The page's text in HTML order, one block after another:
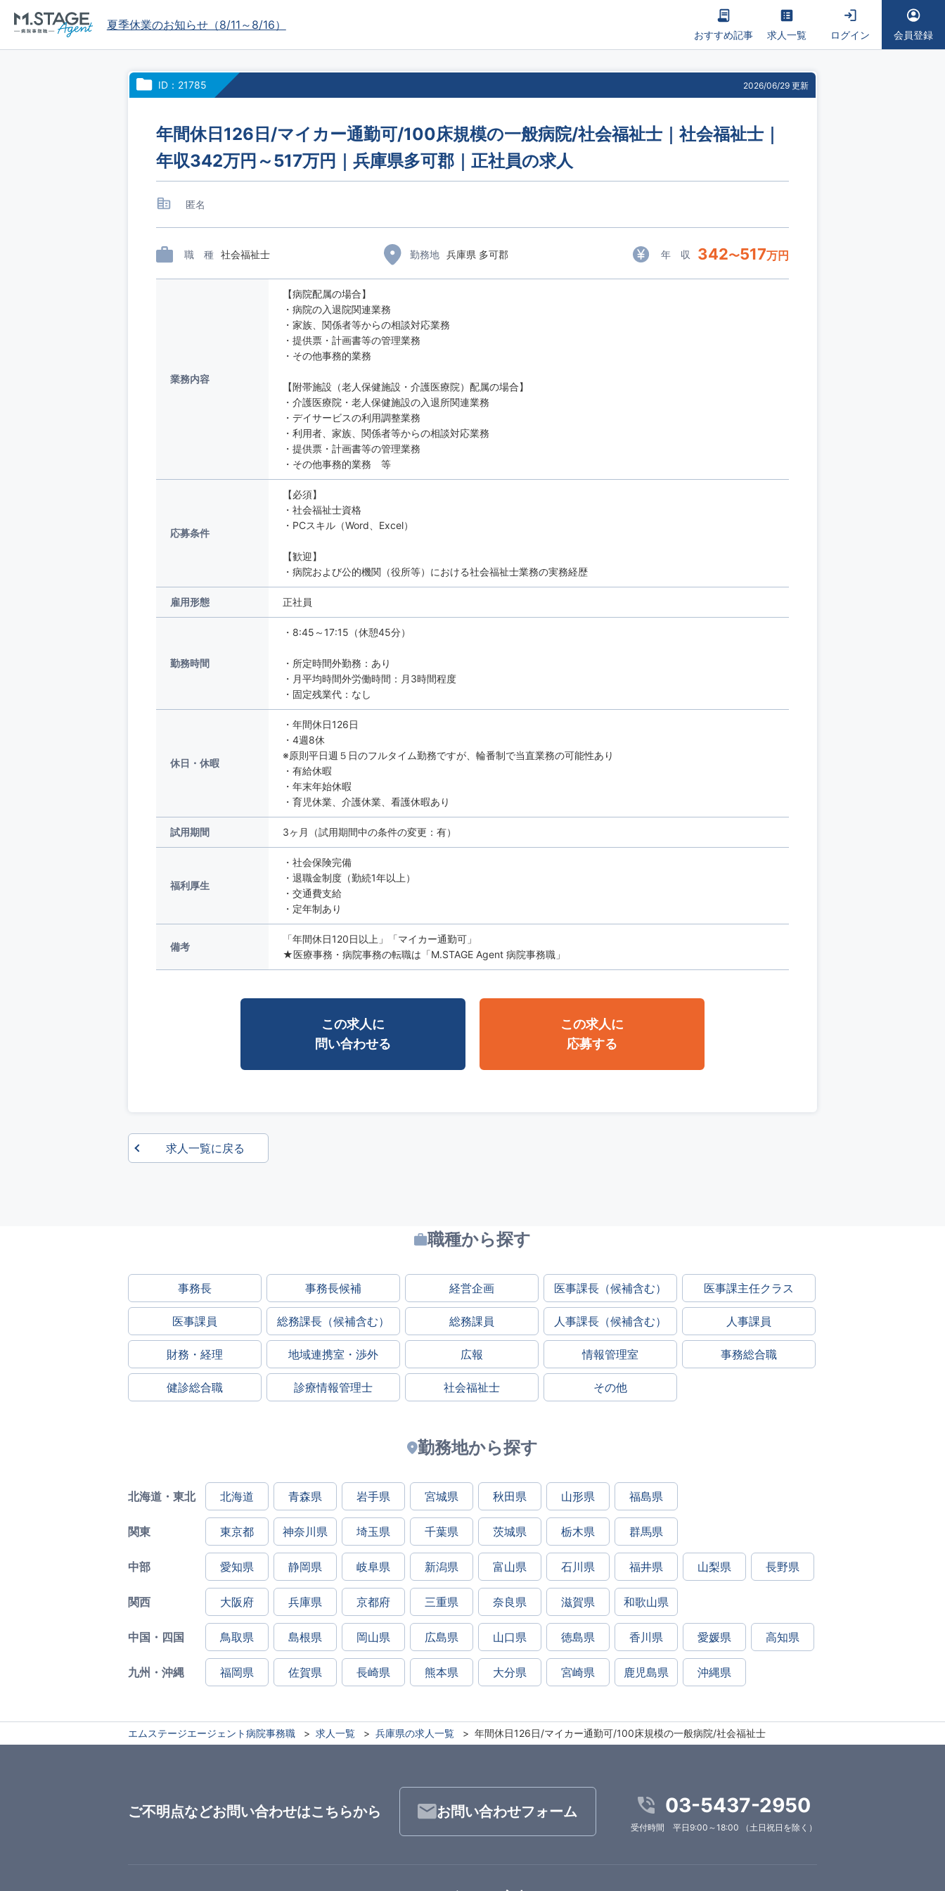
夏季休業のお知らせ（8/11～8/16）
おすすめ記事 求人一覧 ログイン 会員登録
ID：21785 2026/06/29 更新
年間休日126日/マイカー通勤可/100床規模の一般病院/社会福祉士｜社会福祉士｜
年収342万円～517万円｜兵庫県多可郡｜正社員の求人
匿名
職 種 社会福祉士 勤務地 兵庫県 多可郡 年 収 342〜517万円
業務内容
【病院配属の場合】
・病院の入退院関連業務
・家族、関係者等からの相談対応業務
・提供票・計画書等の管理業務
・その他事務的業務
【附帯施設（老人保健施設・介護医療院）配属の場合】
・介護医療院・老人保健施設の入退所関連業務
・デイサービスの利用調整業務
・利用者、家族、関係者等からの相談対応業務
・提供票・計画書等の管理業務
・その他事務的業務 等
応募条件
【必須】
・社会福祉士資格
・PCスキル（Word、Excel）
【歓迎】
・病院および公的機関（役所等）における社会福祉士業務の実務経歴
雇用形態 正社員
勤務時間
・8:45～17:15（休憩45分）
・所定時間外勤務：あり
・月平均時間外労働時間：月3時間程度
・固定残業代：なし
休日・休暇
・年間休日126日
・4週8休
※原則平日週５日のフルタイム勤務ですが、輪番制で当直業務の可能性あり
・有給休暇
・年末年始休暇
・育児休業、介護休業、看護休暇あり
試用期間 3ヶ月（試用期間中の条件の変更：有）
福利厚生
・社会保険完備
・退職金制度（勤続1年以上）
・交通費支給
・定年制あり
備考
「年間休日120日以上」「マイカー通勤可」
★医療事務・病院事務の転職は「M.STAGE Agent 病院事務職」
この求人に
問い合わせる
この求人に
応募する
求人一覧に戻る
職種から探す
事務長 事務長候補 経営企画 医事課長（候補含む） 医事課主任クラス
医事課員 総務課長（候補含む） 総務課員 人事課長（候補含む） 人事課員
財務・経理 地域連携室・渉外 広報 情報管理室 事務総合職
健診総合職 診療情報管理士 社会福祉士 その他
勤務地から探す
北海道・東北 北海道 青森県 岩手県 宮城県 秋田県 山形県 福島県
関東 東京都 神奈川県 埼玉県 千葉県 茨城県 栃木県 群馬県
中部 愛知県 静岡県 岐阜県 新潟県 富山県 石川県 福井県 山梨県 長野県
関西 大阪府 兵庫県 京都府 三重県 奈良県 滋賀県 和歌山県
中国・四国 鳥取県 島根県 岡山県 広島県 山口県 徳島県 香川県 愛媛県 高知県
九州・沖縄 福岡県 佐賀県 長崎県 熊本県 大分県 宮崎県 鹿児島県 沖縄県
エムステージエージェント病院事務職 求人一覧 兵庫県の求人一覧 年間休日126日/マイカー通勤可/100床規模の一般病院/社会福祉士
ご不明点などお問い合わせはこちらから お問い合わせフォーム 03-5437-2950
受付時間 平日9:00～18:00 （土日祝日を除く）